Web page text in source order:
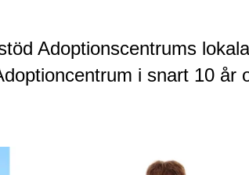
Adoptionscentrums
i snart 10 år